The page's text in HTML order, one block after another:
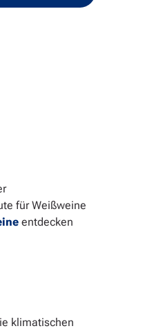
für Weißweine
entdecken
klimatischen